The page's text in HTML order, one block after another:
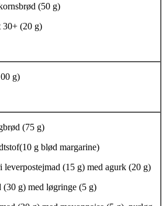
(50 g)
30+ (20 g)
g)
(75 g)
g blød margarine)
leverpostejmad (15 g) med agurk (20 g)
(30 g) med løgringe (5 g)